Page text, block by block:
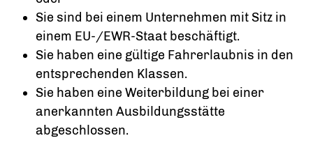
Sie sind bei einem Unternehmen mit Sitz in
einem EU-/EWR-Staat beschäftigt.
Sie haben eine gültige Fahrerlaubnis in den
entsprechenden Klassen.
Sie haben eine Weiterbildung bei einer
anerkannten Ausbildungsstätte
abgeschlossen.